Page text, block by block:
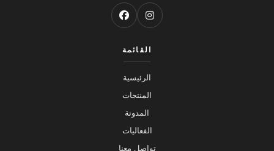
القائمة
الرئيسية
المنتجات
المدونة
الفعاليات
تواصل معنا